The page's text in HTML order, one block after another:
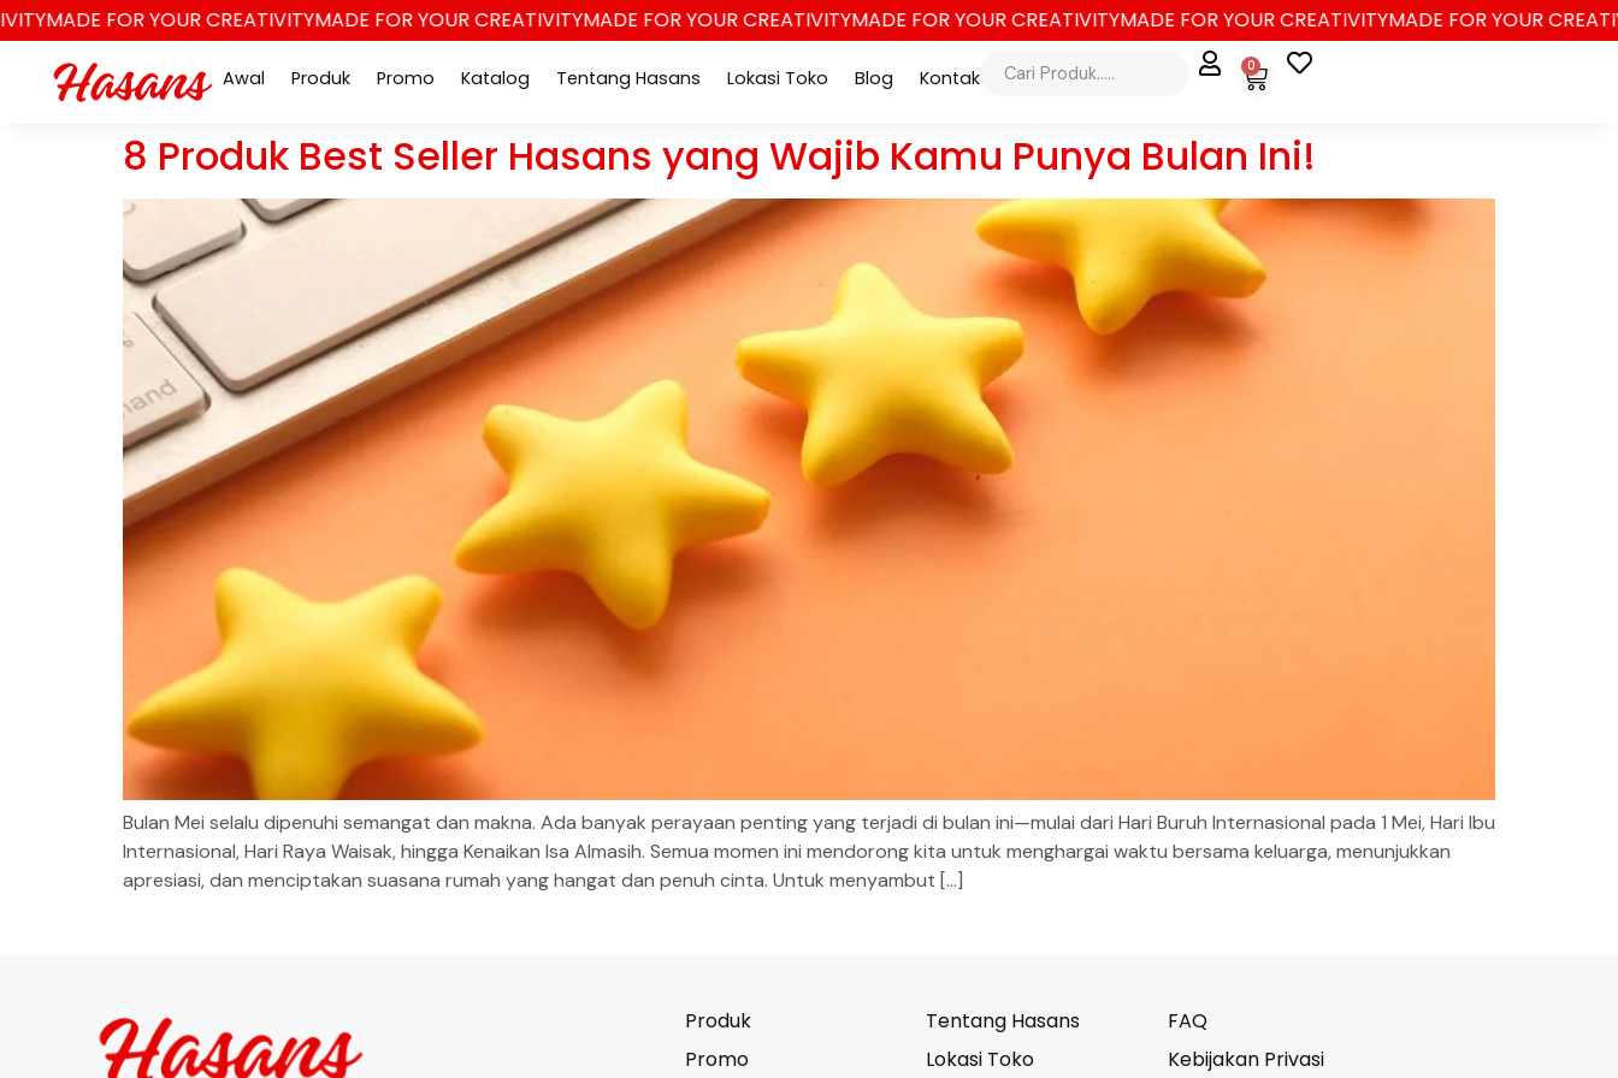
MADE FOR YOUR CREATIVITYMADE FOR YOUR CREATIVITYMADE FOR YOUR CREATIVITYMADE FOR YOUR CREATIVITYMADE FOR YOUR CREATIVITYMADE FOR YOUR
Awal Produk Promo Katalog Tentang Hasans Lokasi Toko Blog Kontak
0
8 Produk Best Seller Hasans yang Wajib Kamu Punya Bulan Ini!
Bulan Mei selalu dipenuhi semangat dan makna. Ada banyak perayaan penting yang terjadi di bulan ini—mulai dari Hari Buruh Internasional pada 1 Mei, Hari Ibu
Internasional, Hari Raya Waisak, hingga Kenaikan Isa Almasih. Semua momen ini mendorong kita untuk menghargai waktu bersama keluarga, menunjukkan
apresiasi, dan menciptakan suasana rumah yang hangat dan penuh cinta. Untuk menyambut […]
Produk
Promo
Tentang Hasans
Lokasi Toko
FAQ
Kebijakan Privasi